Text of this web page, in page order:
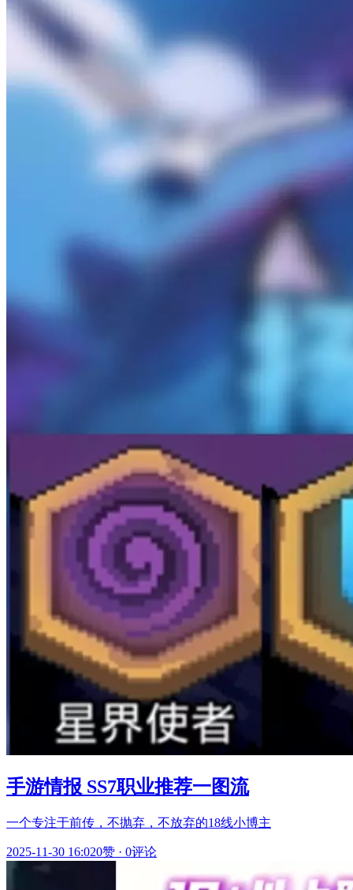
手游情报 SS7职业推荐一图流
一个专注于前传，不抛弃，不放弃的18线小博主
2025-11-30 16:020赞 · 0评论